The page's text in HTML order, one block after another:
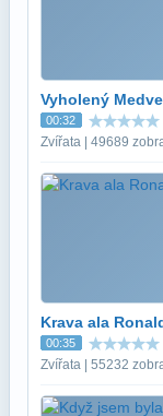
Vyholený
00:32
Zvířata | 49689
Krava ala
00:35
Zvířata | 55232